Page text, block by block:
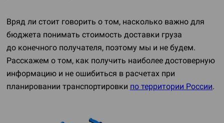
Вряд ли стоит говорить о том, насколько важно для
бюджета понимать стоимость доставки груза
до конечного получателя, поэтому мы и не будем.
Расскажем о том, как получить наиболее достоверную
информацию и не ошибиться в расчетах при
планировании транспортировки по территории России.